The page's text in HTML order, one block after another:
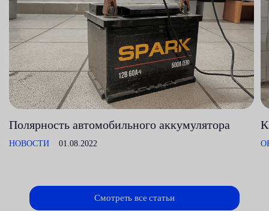
Полярность автомобильного аккумулятора
НОВОСТИ 01.08.2022
Смотреть все статьи